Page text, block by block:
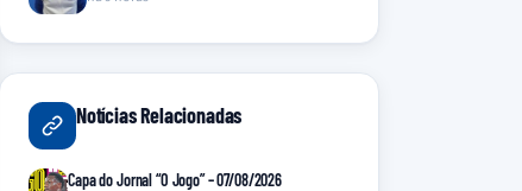
Notícias Relacionadas
Capa do Jornal “O Jogo” – 07/08/2026